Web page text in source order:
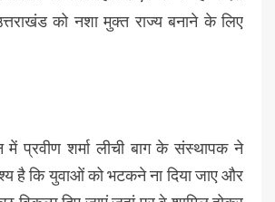
को नशा मुक्त राज्य बनाने के लिए
प्रवीण शर्मा लीची बाग के संस्थापक ने
है कि युवाओं को भटकने ना दिया जाए और